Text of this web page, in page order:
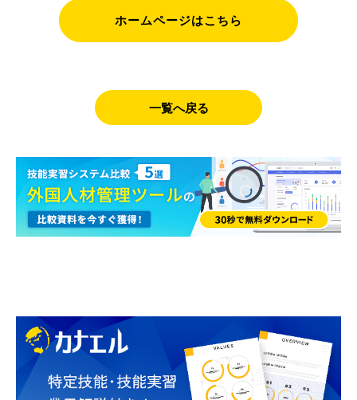
ホームページはこちら
一覧へ戻る